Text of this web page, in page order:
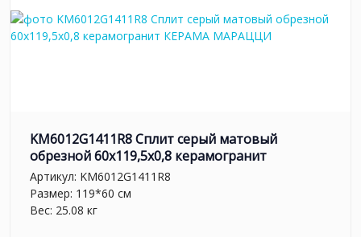
KM6012G1411R8 Сплит серый матовый
обрезной 60x119,5x0,8 керамогранит
Артикул: KM6012G1411R8
Размер: 119*60 см
Вес: 25.08 кг